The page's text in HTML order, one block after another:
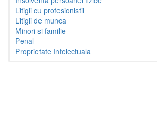
Litigii cu profesionistii
Litigii de munca
Minori si familie
Penal
Proprietate Intelectuala